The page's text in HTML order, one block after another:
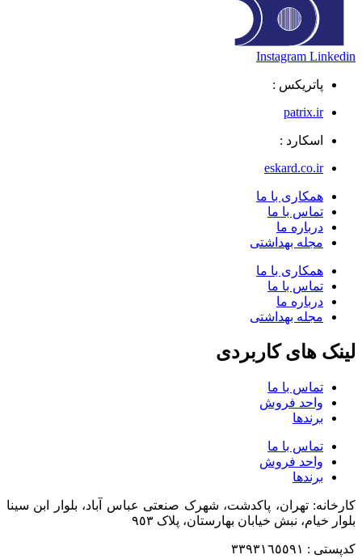
Instagram Linkedin
پاتریکس :
patrix.ir
اسکارد :
eskard.co.ir
همکاری با ما
تماس با ما
درباره ما
مجله بهداشتی
همکاری با ما
تماس با ما
درباره ما
مجله بهداشتی
لینک های کاربردی
تماس با ما
واحد فروش
برندها
تماس با ما
واحد فروش
برندها
کارخانه: تهران، پاکدشت، شهرک صنعتی عباس آباد، بلوار ابن سینا
بلوار خیام، نبش خیابان بهارستان، پلاک ٩٥٣
کدپستی : ٣٣٩٣١٦٥٥٩١